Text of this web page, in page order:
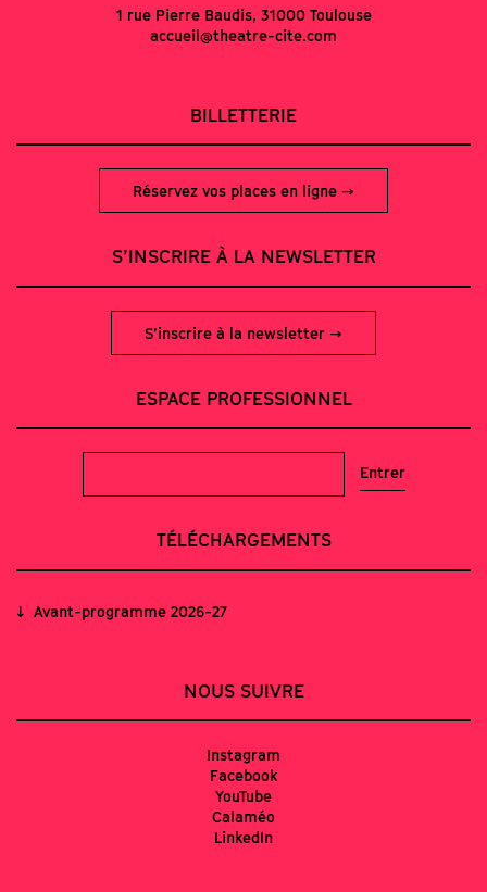
1 rue Pierre Baudis, 31000 Toulouse
accueil@theatre-cite.com
BILLETTERIE
Réservez vos places en ligne
S’INSCRIRE À LA NEWSLETTER
S’inscrire à la newsletter
ESPACE PROFESSIONNEL
TÉLÉCHARGEMENTS
Avant-programme 2026-27
NOUS SUIVRE
Instagram
Facebook
YouTube
Calaméo
LinkedIn